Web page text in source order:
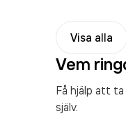
Visa alla
Vem
Få hjälp att
själv.